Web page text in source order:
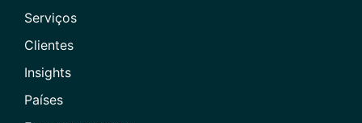
Serviços
Clientes
Insights
Países